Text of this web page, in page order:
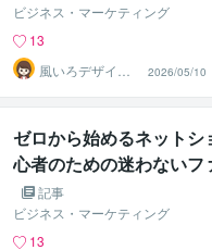
いう選択肢
ビジネス・マーケティング
13
風いろデザイン
【CSSカスタマ
イズ可能】
2026/05/10
ゼロから始めるネットシ
心者のための迷わないフ
ガイド
記事
ビジネス・マーケティング
13